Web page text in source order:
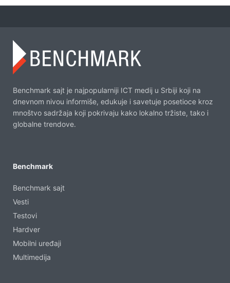
Benchmark sajt je najpopularniji ICT medij u Srbiji koji na
dnevnom nivou informiše, edukuje i savetuje posetioce kroz
mnoštvo sadržaja koji pokrivaju kako lokalno tržiste, tako i
globalne trendove.
Benchmark
Benchmark sajt
Vesti
Testovi
Hardver
Mobilni uređaji
Multimedija